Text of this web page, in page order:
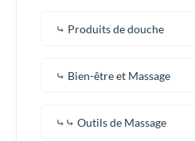
⤷ Produits de douche
⤷ Bien-être et Massage
⤷⤷ Outils de Massage